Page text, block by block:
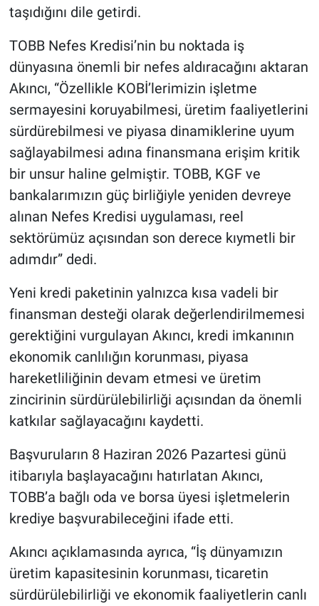
taşıdığını dile getirdi.
TOBB Nefes Kredisi’nin bu noktada iş
dünyasına önemli bir nefes aldıracağını aktaran
Akıncı, “Özellikle KOBİ’lerimizin işletme
sermayesini koruyabilmesi, üretim faaliyetlerini
sürdürebilmesi ve piyasa dinamiklerine uyum
sağlayabilmesi adına finansmana erişim kritik
bir unsur haline gelmiştir. TOBB, KGF ve
bankalarımızın güç birliğiyle yeniden devreye
alınan Nefes Kredisi uygulaması, reel
sektörümüz açısından son derece kıymetli bir
adımdır” dedi.
Yeni kredi paketinin yalnızca kısa vadeli bir
finansman desteği olarak değerlendirilmemesi
gerektiğini vurgulayan Akıncı, kredi imkanının
ekonomik canlılığın korunması, piyasa
hareketliliğinin devam etmesi ve üretim
zincirinin sürdürülebilirliği açısından da önemli
katkılar sağlayacağını kaydetti.
Başvuruların 8 Haziran 2026 Pazartesi günü
itibarıyla başlayacağını hatırlatan Akıncı,
TOBB’a bağlı oda ve borsa üyesi işletmelerin
krediye başvurabileceğini ifade etti.
Akıncı açıklamasında ayrıca, “İş dünyamızın
üretim kapasitesinin korunması, ticaretin
sürdürülebilirliği ve ekonomik faaliyetlerin canlı